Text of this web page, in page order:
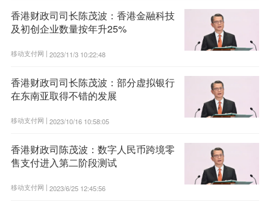
香港财政司司长陈茂波：香港金融科技
及初创企业数量按年升25%
移动支付网 | 2023/11/3 10:22:48
香港财政司司长陈茂波：部分虚拟银行
在东南亚取得不错的发展
移动支付网 | 2023/10/16 10:58:05
香港财政司陈茂波：数字人民币跨境零
售支付进入第二阶段测试
移动支付网 | 2023/6/25 12:45:56